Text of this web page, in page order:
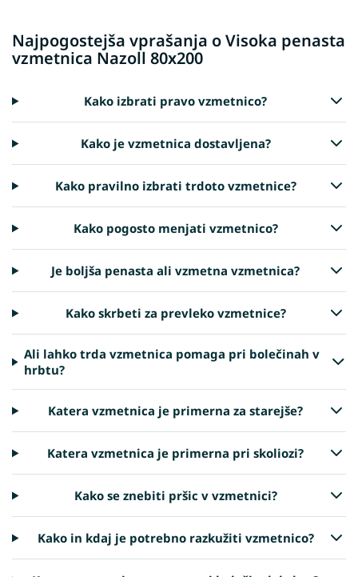
Najpogostejša vprašanja o Visoka penasta
vzmetnica Nazoll 80x200
Kako izbrati pravo vzmetnico?
Kako je vzmetnica dostavljena?
Kako pravilno izbrati trdoto vzmetnice?
Kako pogosto menjati vzmetnico?
Je boljša penasta ali vzmetna vzmetnica?
Kako skrbeti za prevleko vzmetnice?
Ali lahko trda vzmetnica pomaga pri bolečinah v
hrbtu?
Katera vzmetnica je primerna za starejše?
Katera vzmetnica je primerna pri skoliozi?
Kako se znebiti pršic v vzmetnici?
Kako in kdaj je potrebno razkužiti vzmetnico?